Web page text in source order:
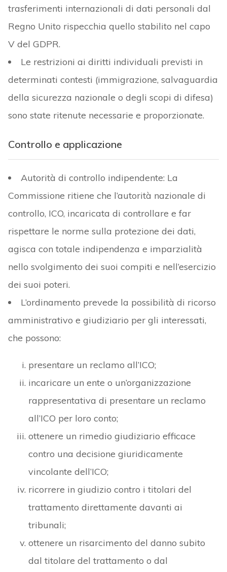
trasferimenti internazionali di dati personali dal
Regno Unito rispecchia quello stabilito nel capo
V del GDPR.
Le restrizioni ai diritti individuali previsti in
determinati contesti (immigrazione, salvaguardia
della sicurezza nazionale o degli scopi di difesa)
sono state ritenute necessarie e proporzionate.
Controllo e applicazione
Autorità di controllo indipendente: La
Commissione ritiene che l’autorità nazionale di
controllo, ICO, incaricata di controllare e far
rispettare le norme sulla protezione dei dati,
agisca con totale indipendenza e imparzialità
nello svolgimento dei suoi compiti e nell’esercizio
dei suoi poteri.
L’ordinamento prevede la possibilità di ricorso
amministrativo e giudiziario per gli interessati,
che possono:
presentare un reclamo all’ICO;
incaricare un ente o un’organizzazione
rappresentativa di presentare un reclamo
all’ICO per loro conto;
ottenere un rimedio giudiziario efficace
contro una decisione giuridicamente
vincolante dell’ICO;
ricorrere in giudizio contro i titolari del
trattamento direttamente davanti ai
tribunali;
ottenere un risarcimento del danno subito
dal titolare del trattamento o dal